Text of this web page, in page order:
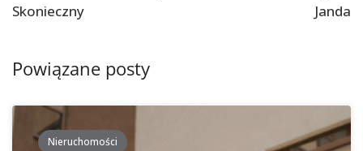
postach
Skonieczny
Janda
Powiązane posty
Nieruchomości